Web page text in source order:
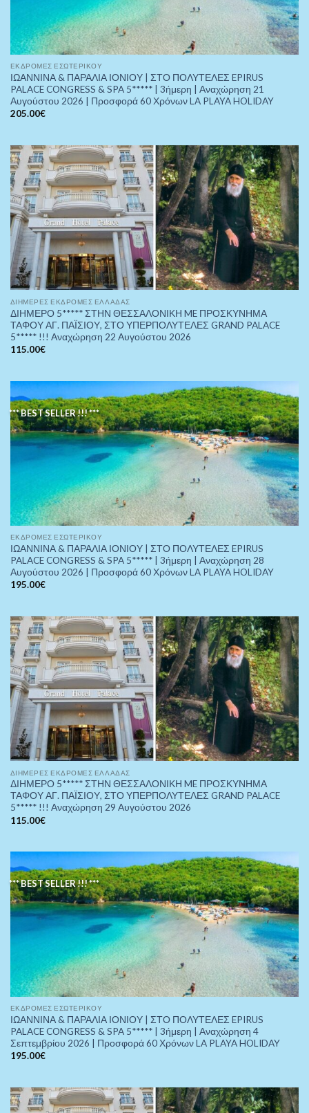
ΕΚΔΡΟΜΈΣ ΕΣΩΤΕΡΙΚΟΎ
ΙΩΑΝΝΙΝΑ & ΠΑΡΑΛΙΑ ΙΟΝΙΟΥ | ΣΤΟ ΠΟΛΥΤΕΛΕΣ EPIRUS
PALACE CONGRESS & SPA 5***** | 3ήμερη | Αναχώρηση 21
Αυγούστου 2026 | Προσφορά 60 Χρόνων LA PLAYA HOLIDAY
205.00€
ΔΙΉΜΕΡΕΣ ΕΚΔΡΟΜΈΣ ΕΛΛΆΔΑΣ
ΔΙΗΜΕΡΟ 5***** ΣΤΗΝ ΘΕΣΣΑΛΟΝΙΚΗ ME ΠΡΟΣΚΥΝΗΜΑ
ΤΑΦΟΥ ΑΓ. ΠΑΪΣΙΟΥ, ΣΤΟ ΥΠΕΡΠΟΛΥΤΕΛΕΣ GRAND PALACE
5***** !!! Αναχώρηση 22 Αυγούστου 2026
115.00€
*** BEST SELLER !!! ***
ΕΚΔΡΟΜΈΣ ΕΣΩΤΕΡΙΚΟΎ
ΙΩΑΝΝΙΝΑ & ΠΑΡΑΛΙΑ ΙΟΝΙΟΥ | ΣΤΟ ΠΟΛΥΤΕΛΕΣ EPIRUS
PALACE CONGRESS & SPA 5***** | 3ήμερη | Αναχώρηση 28
Αυγούστου 2026 | Προσφορά 60 Χρόνων LA PLAYA HOLIDAY
195.00€
ΔΙΉΜΕΡΕΣ ΕΚΔΡΟΜΈΣ ΕΛΛΆΔΑΣ
ΔΙΗΜΕΡΟ 5***** ΣΤΗΝ ΘΕΣΣΑΛΟΝΙΚΗ ME ΠΡΟΣΚΥΝΗΜΑ
ΤΑΦΟΥ ΑΓ. ΠΑΪΣΙΟΥ, ΣΤΟ ΥΠΕΡΠΟΛΥΤΕΛΕΣ GRAND PALACE
5***** !!! Αναχώρηση 29 Αυγούστου 2026
115.00€
*** BEST SELLER !!! ***
ΕΚΔΡΟΜΈΣ ΕΣΩΤΕΡΙΚΟΎ
ΙΩΑΝΝΙΝΑ & ΠΑΡΑΛΙΑ ΙΟΝΙΟΥ | ΣΤΟ ΠΟΛΥΤΕΛΕΣ EPIRUS
PALACE CONGRESS & SPA 5***** | 3ήμερη | Αναχώρηση 4
Σεπτεμβρίου 2026 | Προσφορά 60 Χρόνων LA PLAYA HOLIDAY
195.00€